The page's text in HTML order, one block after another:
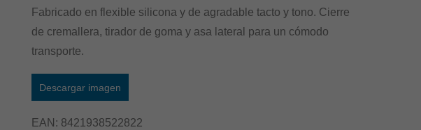
RosaMorado
Fabricado en flexible silicona y de agradable tacto y tono. Cierre
de cremallera, tirador de goma y asa lateral para un cómodo
transporte.
Descargar imagen
EAN: 8421938522822